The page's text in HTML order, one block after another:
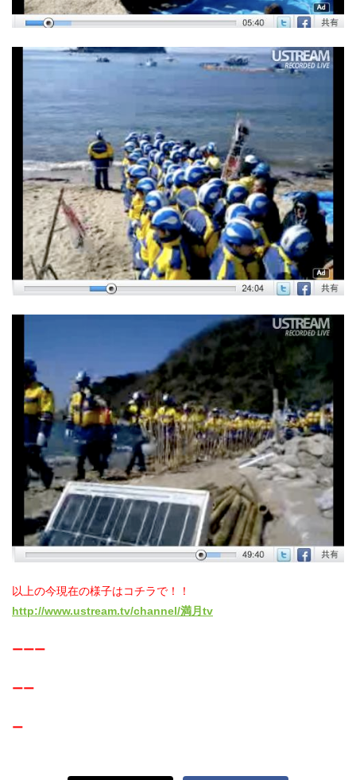
以上の今現在の様子はコチラで！！
http://www.ustream.tv/channel/満月tv
ーーー
ーー
ー